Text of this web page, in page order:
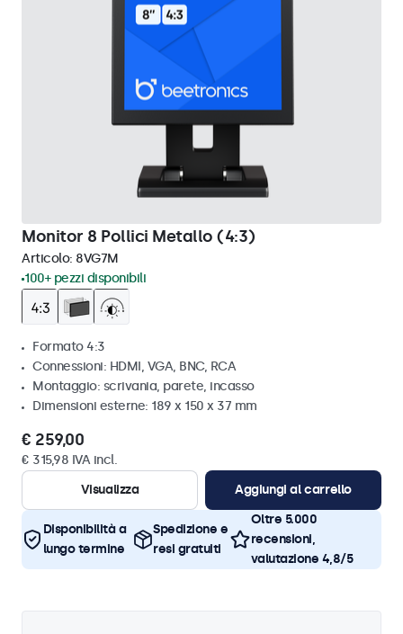
Monitor 8 Pollici Metallo (4:3)
Articolo: 8VG7M
100+ pezzi disponibili
Formato 4:3
Connessioni: HDMI, VGA, BNC, RCA
Montaggio: scrivania, parete, incasso
Dimensioni esterne: 189 x 150 x 37 mm
€ 259,00
€ 315,98 IVA incl.
Visualizza
Aggiungi al carrello
Disponibilità a
lungo termine
Spedizione e
resi gratuiti
Oltre 5.000
recensioni,
valutazione 4,8/5